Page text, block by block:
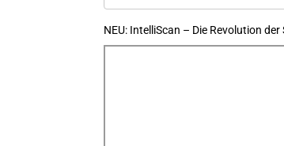
NEU: IntelliScan – Die Revolution